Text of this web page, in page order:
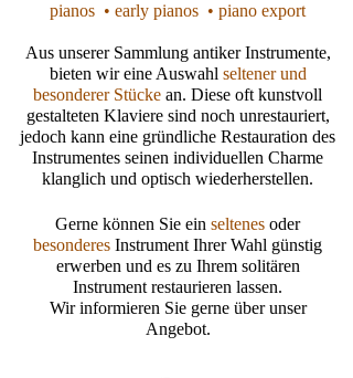
pianos • early pianos • piano export
Aus unserer Sammlung antiker Instrumente,
bieten wir eine Auswahl seltener und
besonderer Stücke an. Diese oft kunstvoll
gestalteten Klaviere sind noch unrestauriert,
jedoch kann eine gründliche Restauration des
Instrumentes seinen individuellen Charme
klanglich und optisch wiederherstellen.
Gerne können Sie ein seltenes oder
besonderes Instrument Ihrer Wahl günstig
erwerben und es zu Ihrem solitären
Instrument restaurieren lassen.
Wir informieren Sie gerne über unser
Angebot.